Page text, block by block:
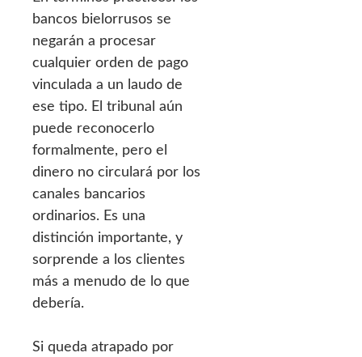
bancos bielorrusos se
negarán a procesar
cualquier orden de pago
vinculada a un laudo de
ese tipo. El tribunal aún
puede reconocerlo
formalmente, pero el
dinero no circulará por los
canales bancarios
ordinarios. Es una
distinción importante, y
sorprende a los clientes
más a menudo de lo que
debería.
Si queda atrapado por